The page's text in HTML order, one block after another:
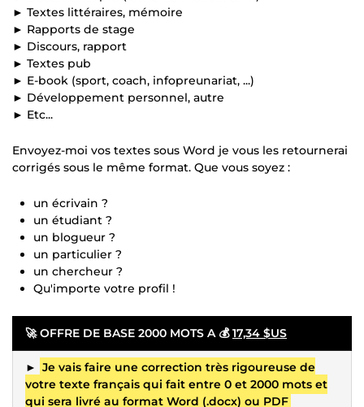
► Textes littéraires, mémoire
► Rapports de stage
► Discours, rapport
► Textes pub
► E-book (sport, coach, infopreunariat, ...)
► Développement personnel, autre
► Etc...
Envoyez-moi vos textes sous Word je vous les retournerai
corrigés sous le même format. Que vous soyez :
un écrivain ?
un étudiant ?
un blogueur ?
un particulier ?
un chercheur ?
Qu'importe votre profil !
🚀OFFRE DE BASE 2000 MOTS A 💰17,34 $US
► Je vais faire une correction très rigoureuse de
votre texte français qui fait entre 0 et 2000 mots et
qui sera livré au format Word (.docx) ou PDF